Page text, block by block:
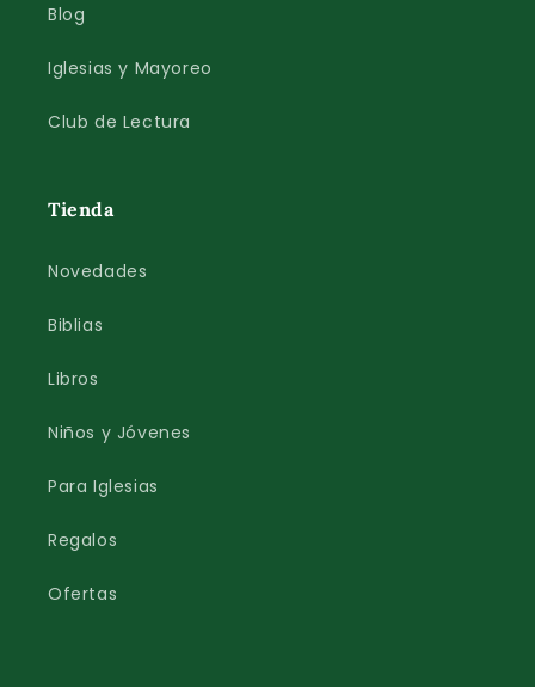
Blog
Iglesias y Mayoreo
Club de Lectura
Tienda
Novedades
Biblias
Libros
Niños y Jóvenes
Para Iglesias
Regalos
Ofertas